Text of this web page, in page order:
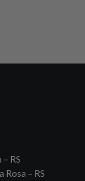
RS
Rosa – RS